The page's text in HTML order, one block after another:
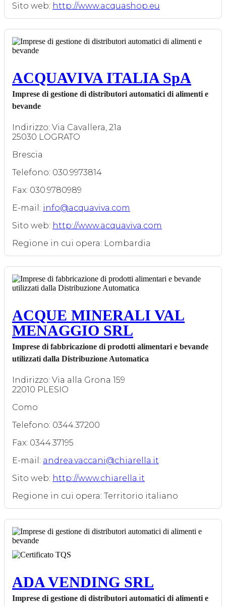
Sito web: http://www.acquashop.eu
ACQUAVIVA ITALIA SpA
Imprese di gestione di distributori automatici di alimenti e
bevande
Indirizzo: Via Cavallera, 21a
25030 LOGRATO
Brescia
Telefono: 030.9973814
Fax: 030.9780989
E-mail: info@acquaviva.com
Sito web: http://www.acquaviva.com
Regione in cui opera: Lombardia
ACQUE MINERALI VAL
MENAGGIO SRL
Imprese di fabbricazione di prodotti alimentari e bevande
utilizzati dalla Distribuzione Automatica
Indirizzo: Via alla Grona 159
22010 PLESIO
Como
Telefono: 0344.37200
Fax: 0344.37195
E-mail: andrea.vaccani@chiarella.it
Sito web: http://www.chiarella.it
Regione in cui opera: Territorio italiano
ADA VENDING SRL
Imprese di gestione di distributori automatici di alimenti e